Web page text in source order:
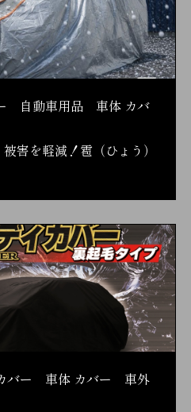
自動車用品 車体 カバ
害を軽減！雹（ひょう）
バー 車体 カバー 車外